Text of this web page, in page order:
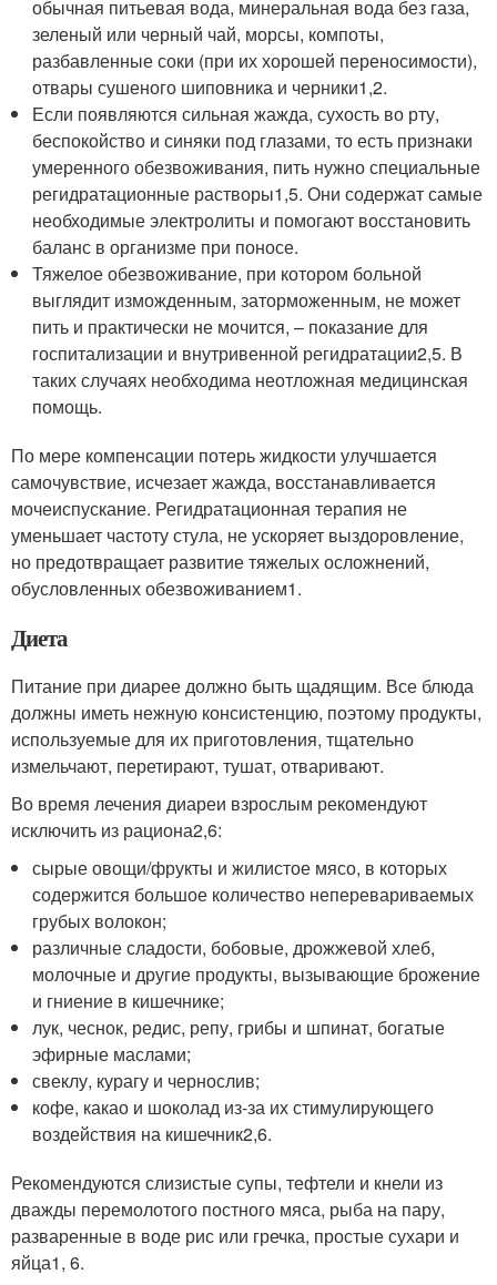
обычная питьевая вода, минеральная вода без газа,
зеленый или черный чай, морсы, компоты,
разбавленные соки (при их хорошей переносимости),
отвары сушеного шиповника и черники1,2.
Если появляются сильная жажда, сухость во рту,
беспокойство и синяки под глазами, то есть признаки
умеренного обезвоживания, пить нужно специальные
регидратационные растворы1,5. Они содержат самые
необходимые электролиты и помогают восстановить
баланс в организме при поносе.
Тяжелое обезвоживание, при котором больной
выглядит изможденным, заторможенным, не может
пить и практически не мочится, – показание для
госпитализации и внутривенной регидратации2,5. В
таких случаях необходима неотложная медицинская
помощь.
По мере компенсации потерь жидкости улучшается
самочувствие, исчезает жажда, восстанавливается
мочеиспускание. Регидратационная терапия не
уменьшает частоту стула, не ускоряет выздоровление,
но предотвращает развитие тяжелых осложнений,
обусловленных обезвоживанием1.
Диета
Питание при диарее должно быть щадящим. Все блюда
должны иметь нежную консистенцию, поэтому продукты,
используемые для их приготовления, тщательно
измельчают, перетирают, тушат, отваривают.
Во время лечения диареи взрослым рекомендуют
исключить из рациона2,6:
сырые овощи/фрукты и жилистое мясо, в которых
содержится большое количество неперевариваемых
грубых волокон;
различные сладости, бобовые, дрожжевой хлеб,
молочные и другие продукты, вызывающие брожение
и гниение в кишечнике;
лук, чеснок, редис, репу, грибы и шпинат, богатые
эфирные маслами;
свеклу, курагу и чернослив;
кофе, какао и шоколад из-за их стимулирующего
воздействия на кишечник2,6.
Рекомендуются слизистые супы, тефтели и кнели из
дважды перемолотого постного мяса, рыба на пару,
разваренные в воде рис или гречка, простые сухари и
яйца1, 6.